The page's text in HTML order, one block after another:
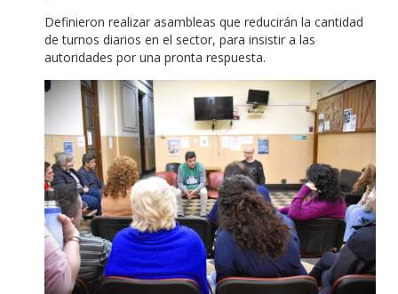
Definieron realizar asambleas que reducirán la cantidad
de turnos diarios en el sector, para insistir a las
autoridades por una pronta respuesta.